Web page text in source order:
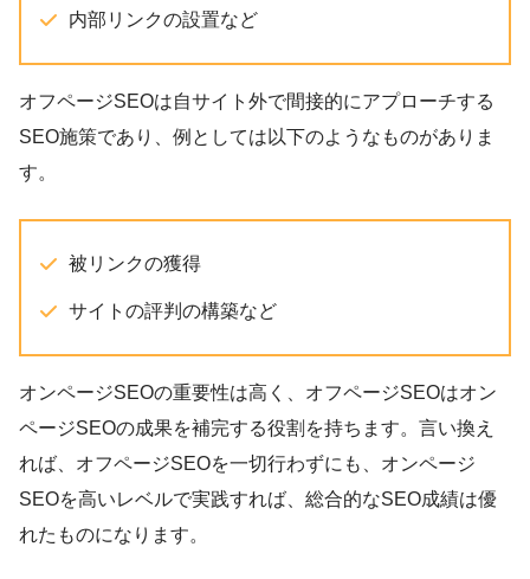
内部リンクの設置など
オフページSEOは自サイト外で間接的にアプローチする
SEO施策であり、例としては以下のようなものがありま
す。
被リンクの獲得
サイトの評判の構築など
オンページSEOの重要性は高く、オフページSEOはオン
ページSEOの成果を補完する役割を持ちます。言い換え
れば、オフページSEOを一切行わずにも、オンページ
SEOを高いレベルで実践すれば、総合的なSEO成績は優
れたものになります。